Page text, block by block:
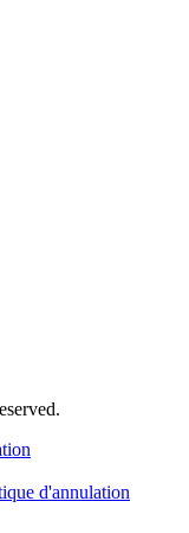
d'annulation